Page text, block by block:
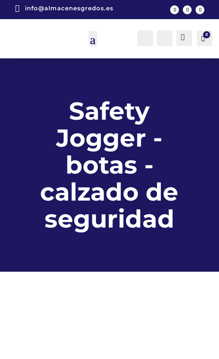
 info@almacenesgredos.es
Buscar 0
Safety
Jogger -
botas -
calzado de
seguridad